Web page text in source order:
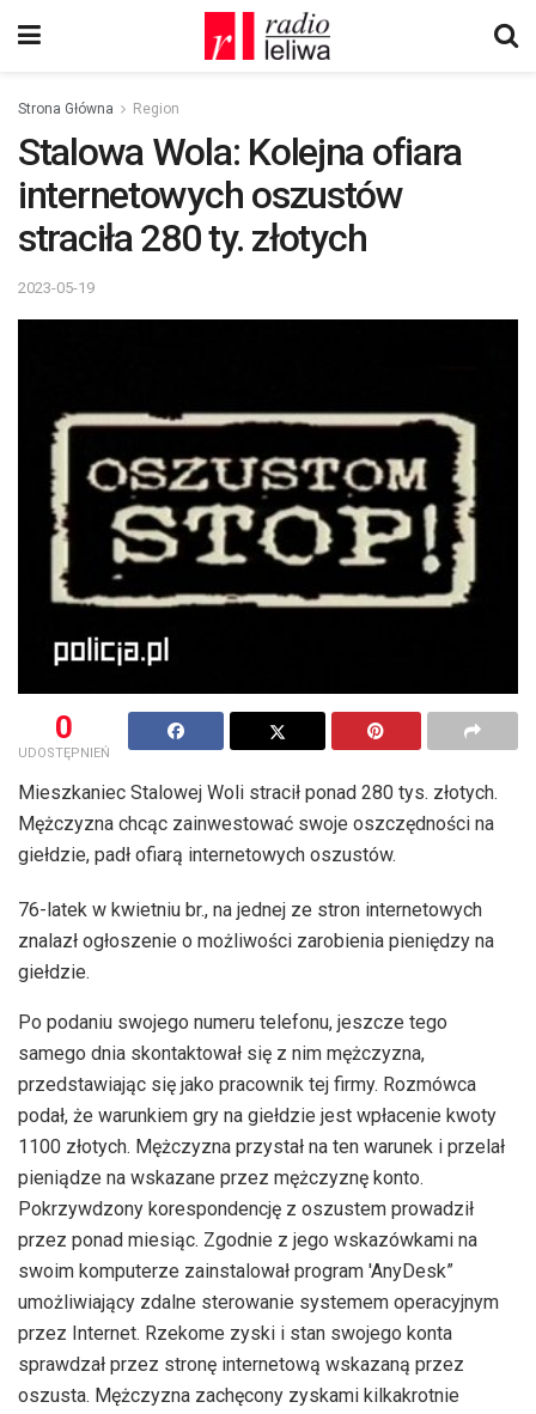
Strona Główna Region
Stalowa Wola: Kolejna ofiara
internetowych oszustów
straciła 280 ty. złotych
2023-05-19
0
UDOSTĘPNIEŃ
Mieszkaniec Stalowej Woli stracił ponad 280 tys. złotych.
Mężczyzna chcąc zainwestować swoje oszczędności na
giełdzie, padł ofiarą internetowych oszustów.
76-latek w kwietniu br., na jednej ze stron internetowych
znalazł ogłoszenie o możliwości zarobienia pieniędzy na
giełdzie.
Po podaniu swojego numeru telefonu, jeszcze tego
samego dnia skontaktował się z nim mężczyzna,
przedstawiając się jako pracownik tej firmy. Rozmówca
podał, że warunkiem gry na giełdzie jest wpłacenie kwoty
1100 złotych. Mężczyzna przystał na ten warunek i przelał
pieniądze na wskazane przez mężczyznę konto.
Pokrzywdzony korespondencję z oszustem prowadził
przez ponad miesiąc. Zgodnie z jego wskazówkami na
swoim komputerze zainstalował program 'AnyDesk”
umożliwiający zdalne sterowanie systemem operacyjnym
przez Internet. Rzekome zyski i stan swojego konta
sprawdzał przez stronę internetową wskazaną przez
oszusta. Mężczyzna zachęcony zyskami kilkakrotnie